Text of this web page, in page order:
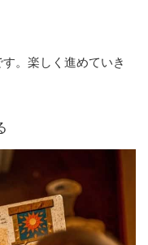
。楽しく進めていき